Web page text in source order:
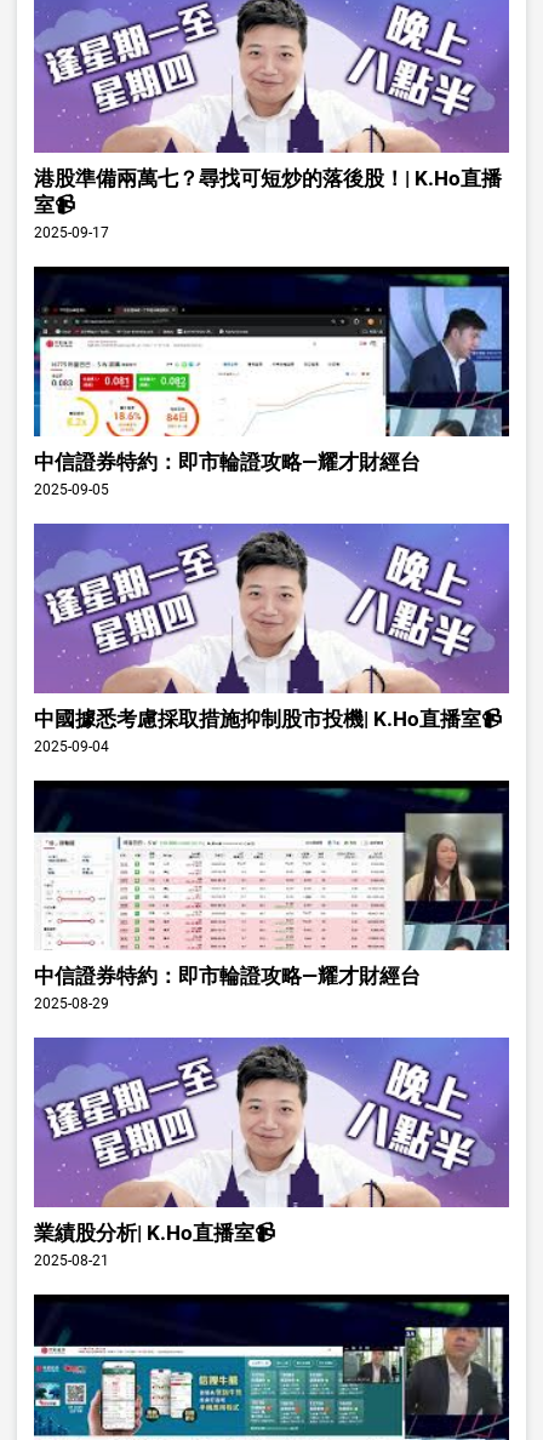
港股準備兩萬七？尋找可短炒的落後股！| K.Ho直播
室📹
2025-09-17
中信證券特約：即市輪證攻略—耀才財經台
2025-09-05
中國據悉考慮採取措施抑制股市投機| K.Ho直播室📹
2025-09-04
中信證券特約：即市輪證攻略—耀才財經台
2025-08-29
業績股分析| K.Ho直播室📹
2025-08-21